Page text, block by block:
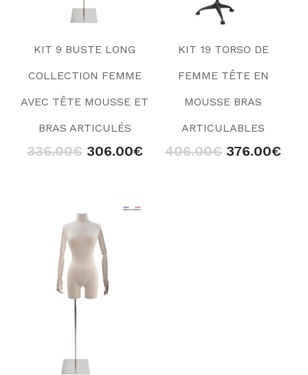
KIT 9 BUSTE LONG
COLLECTION FEMME
AVEC TÊTE MOUSSE ET
BRAS ARTICULÉS
336.00€ 306.00€
KIT 19 TORSO DE
FEMME TÊTE EN
MOUSSE BRAS
ARTICULABLES
406.00€ 376.00€